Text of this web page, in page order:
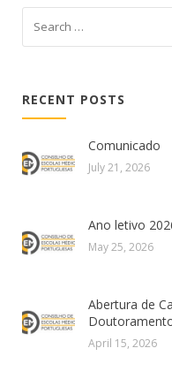
RECENT POSTS
Comunicado
July 21, 2026
Ano letivo
May 25, 2026
Abertura de
April 15, 2026